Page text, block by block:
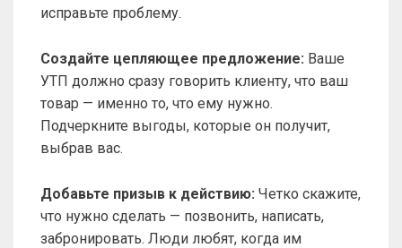
исправьте проблему.
Создайте цепляющее предложение: Ваше
УТП должно сразу говорить клиенту, что ваш
товар — именно то, что ему нужно.
Подчеркните выгоды, которые он получит,
выбрав вас.
Добавьте призыв к действию: Четко скажите,
что нужно сделать — позвонить, написать,
забронировать. Люди любят, когда им